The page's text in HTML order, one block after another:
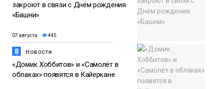
закроют в связи с Днём рождения
«Башни»
07 августа 445
8 Новости
«Домик Хоббитов» и «Самолёт в
облаках» появятся в Кайеркане